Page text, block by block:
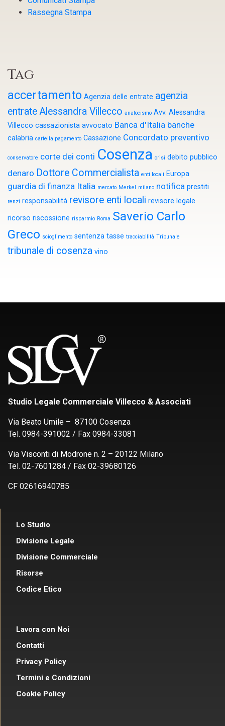
Rassegna Stampa
Tag
accertamento Agenzia delle entrate agenzia
entrateAlessandra Villecco anatocismo Avv. Alessandra
Villecco cassazionista avvocato Banca d'Italia banche
calabria cartella pagamento Cassazione Concordato preventivo
conservatore corte dei conti Cosenza crisi debito pubblico
denaro Dottore Commercialista enti locali Europa
guardia di finanza Italia mercato Merkel milano notifica prestiti
renzi responsabilità revisore enti locali revisore legale
ricorso riscossione risparmio Roma Saverio Carlo
Greco scioglimento sentenza tasse tracciabilità Tribunale
tribunale di cosenza vino
Studio Legale Commerciale Villecco & Associati
Via Beato Umile – 87100 Cosenza
Tel. 0984-391002 / Fax 0984-33081
Via Visconti di Modrone n. 2 – 20122 Milano
Tel. 02-7601284 / Fax 02-39680126
CF 02616940785
Lo Studio
Divisione Legale
Divisione Commerciale
Risorse
Codice Etico
Lavora con Noi
Contatti
Privacy Policy
Termini e Condizioni
Cookie Policy